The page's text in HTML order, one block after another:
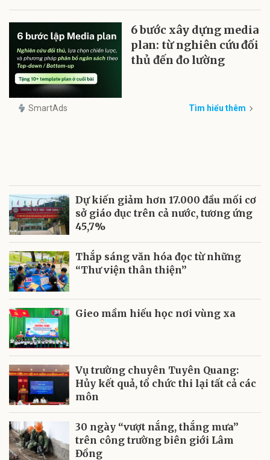
6 bước xây dựng media
plan: từ nghiên cứu đối
thủ đến đo lường
SmartAds Tìm hiểu thêm
Dự kiến giảm hơn 17.000 đầu mối cơ
sở giáo dục trên cả nước, tương ứng
45,7%
Thắp sáng văn hóa đọc từ những
“Thư viện thân thiện”
Gieo mầm hiếu học nơi vùng xa
Vụ trường chuyên Tuyên Quang:
Hủy kết quả, tổ chức thi lại tất cả các
môn
30 ngày “vượt nắng, thắng mưa”
trên công trường biên giới Lâm
Đồng